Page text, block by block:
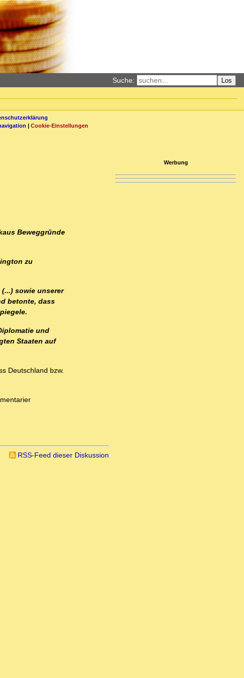
Suche: Los
| Cookie-Einstellungen
Beweggründe
zu
sowie unserer
betonte, dass
und
Staaten auf
Deutschland bzw.
RSS-Feed dieser Diskussion
Werbung